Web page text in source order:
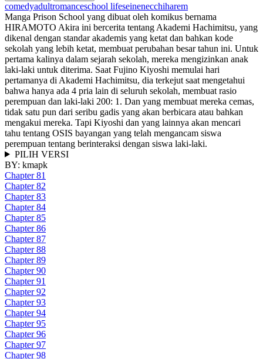
comedyadultromanceschool lifeseinenecchiharem
Manga Prison School yang dibuat oleh komikus bernama
HIRAMOTO Akira ini bercerita tentang Akademi Hachimitsu, yang
dikenal dengan standar akademis yang ketat dan bahkan kode
sekolah yang lebih ketat, membuat perubahan besar tahun ini. Untuk
pertama kalinya dalam sejarah sekolah, mereka mengizinkan anak
laki-laki untuk diterima. Saat Fujino Kiyoshi memulai hari
pertamanya di Akademi Hachimitsu, dia terkejut saat mengetahui
bahwa hanya ada 4 pria lain di seluruh sekolah, membuat rasio
perempuan dan laki-laki 200: 1. Dan yang membuat mereka cemas,
tidak satu pun dari seribu gadis yang akan berbicara atau bahkan
mengakui mereka. Tapi Kiyoshi dan yang lainnya akan mencari
tahu tentang OSIS bayangan yang telah mengancam siswa
perempuan tentang berinteraksi dengan siswa laki-laki.
PILIH VERSI
BY: kmapk
Chapter 81
Chapter 82
Chapter 83
Chapter 84
Chapter 85
Chapter 86
Chapter 87
Chapter 88
Chapter 89
Chapter 90
Chapter 91
Chapter 92
Chapter 93
Chapter 94
Chapter 95
Chapter 96
Chapter 97
Chapter 98